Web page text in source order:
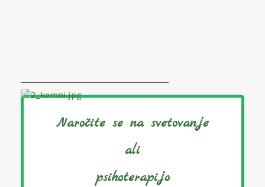
Naročite se na svetovanje
ali
psihoterapijo